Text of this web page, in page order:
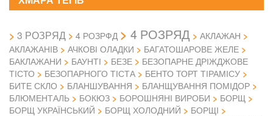
3 РОЗРЯД 4 РОЗРФД 4 РОЗРЯД
АКЛАЖАН
АКЛАЖАНІВ
АЧКОВІ ОЛАДКИ
БАГАТОШАРОВЕ ЖЕЛЕ
БАКЛАЖАНИ
БАУНТІ БЕЗЕ
БЕЗОПАРНЕ ДРІЖДЖОВЕ
ТІСТО
БЕЗОПАРНОГО ТІСТА
БЕНТО ТОРТ ТІРАМІСУ
БИТЕ СКЛО
БЛАНШУВАННЯ
БЛАНЩУВАННЯ ПОМІДОР
БЛЮМЕНТАЛЬ
БОКЮЗ БОРОШНЯНІ ВИРОБИ
БОРЩ
БОРЩ УКРАЇНСЬКИЙ
БОРЩ ХОЛОДНИЙ
БОРЩІ